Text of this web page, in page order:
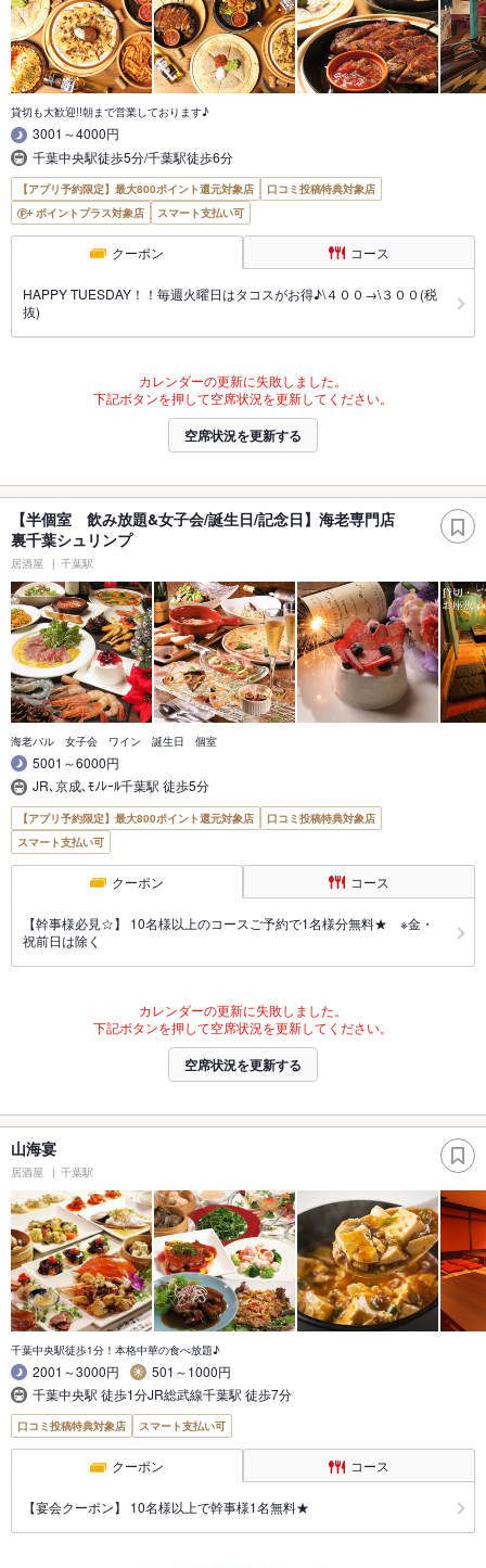
貸切も大歓迎!!朝まで営業しております♪
3001～4000円
千葉中央駅徒歩5分/千葉駅徒歩6分
【アプリ予約限定】最大800ポイント還元対象店
口コミ投稿特典対象店
ポイントプラス対象店
スマート支払い可
クーポン コース
HAPPY TUESDAY！！毎週火曜日はタコスがお得♪\４００→\３００(税
抜)
カレンダーの更新に失敗しました。
下記ボタンを押して空席状況を更新してください。
空席状況を更新する
【半個室 飲み放題&女子会/誕生日/記念日】海老専門店
裏千葉シュリンプ
居酒屋 千葉駅
海老バル 女子会 ワイン 誕生日 個室
5001～6000円
JR､京成､ﾓﾉﾚｰﾙ千葉駅 徒歩5分
【アプリ予約限定】最大800ポイント還元対象店
口コミ投稿特典対象店
スマート支払い可
クーポン コース
【幹事様必見☆】 10名様以上のコースご予約で1名様分無料★ ※金・
祝前日は除く
カレンダーの更新に失敗しました。
下記ボタンを押して空席状況を更新してください。
空席状況を更新する
山海宴
居酒屋 千葉駅
千葉中央駅徒歩1分！本格中華の食べ放題♪
2001～3000円
501～1000円
千葉中央駅 徒歩1分JR総武線千葉駅 徒歩7分
口コミ投稿特典対象店 スマート支払い可
クーポン コース
【宴会クーポン】 10名様以上で幹事様1名無料★